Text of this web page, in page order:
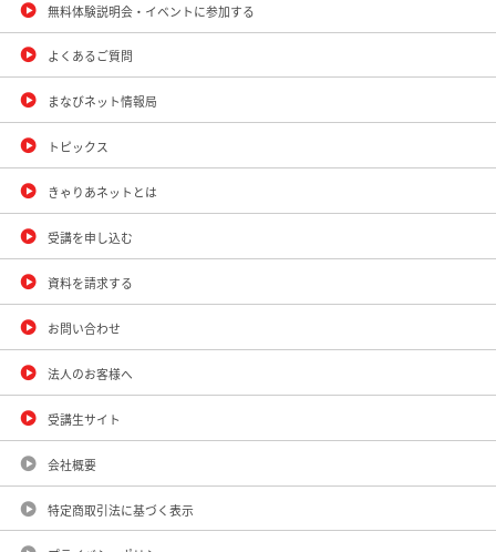
無料体験説明会・イベントに参加する
よくあるご質問
まなびネット情報局
トピックス
きゃりあネットとは
受講を申し込む
資料を請求する
お問い合わせ
法人のお客様へ
受講生サイト
会社概要
特定商取引法に基づく表示